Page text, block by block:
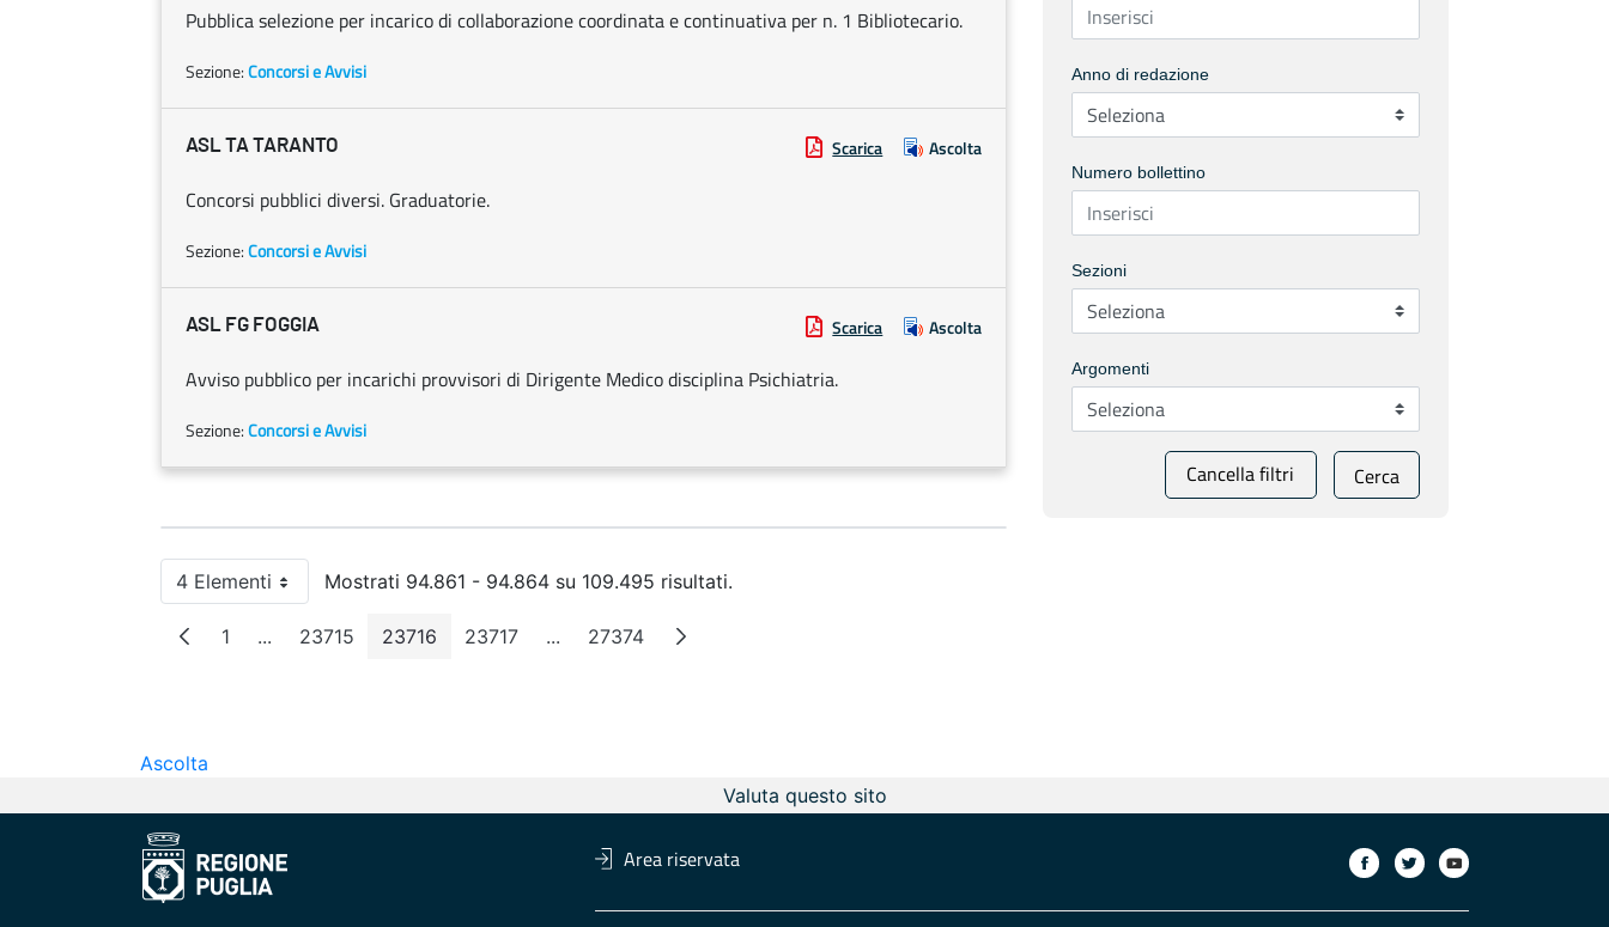
Pubblica selezione per incarico di collaborazione coordinata e continuativa per n. 1 Bibliotecario.
Sezione:Concorsi e Avvisi
ASL TA TARANTO Scarica Ascolta
Concorsi pubblici diversi. Graduatorie.
Sezione:Concorsi e Avvisi
ASL FG FOGGIA Scarica Ascolta
Avviso pubblico per incarichi provvisori di Dirigente Medico disciplina Psichiatria.
Sezione:Concorsi e Avvisi
4 ElementiPer paginaMostrati 94.861 - 94.864 su 109.495 risultati.
Pagina
1 ...Pagine intermedie
Pagina
23715 Pagina
23716 Pagina
23717 ...Pagine intermedie
Pagina
27374
Anno di redazione
Numero bollettino
Sezioni
Argomenti
Cancella filtri Cerca
Ascolta
Valuta questo sito
Area riservata